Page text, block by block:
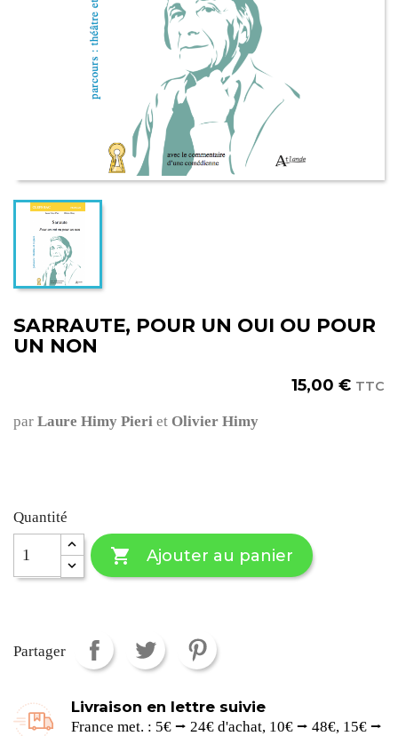
SARRAUTE, POUR UN OUI OU POUR
UN NON
15,00 € TTC
par Laure Himy Pieri et Olivier Himy
Quantité
 Ajouter au panier
Partager
Livraison en lettre suivie
France met. : 5€ ⭢ 24€ d'achat, 10€ ⭢ 48€, 15€ ⭢